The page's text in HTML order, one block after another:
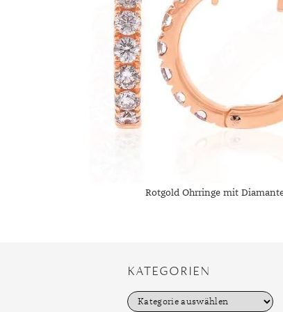
Rotgold Ohrringe mit
KATEGORIEN
K
a